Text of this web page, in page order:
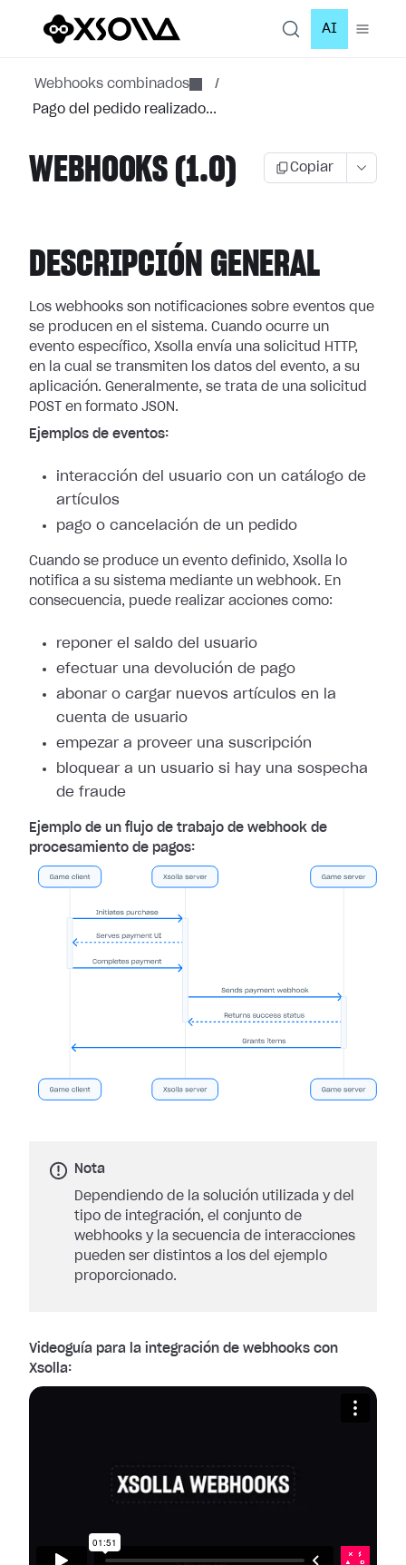
AI
Webhooks combinados
/
Pago del pedido realizado...
WEBHOOKS (1.0) Copiar
DESCRIPCIÓN GENERAL
Los webhooks son notificaciones sobre eventos que
se producen en el sistema. Cuando ocurre un
evento específico, Xsolla envía una solicitud HTTP,
en la cual
se transmiten los datos del evento, a su
aplicación. Generalmente, se trata de una solicitud
POST en formato JSON.
Ejemplos de eventos:
interacción del usuario con un catálogo de
artículos
pago o cancelación de un pedido
Cuando se produce un evento definido, Xsolla lo
notifica a su sistema mediante un webhook. En
consecuencia, puede realizar acciones como:
reponer el saldo del usuario
efectuar una devolución de pago
abonar o cargar nuevos artículos en la
cuenta de usuario
empezar a proveer una suscripción
bloquear a un usuario si hay una sospecha
de fraude
Ejemplo de un flujo de trabajo de webhook de
procesamiento de pagos:
Nota
Dependiendo de la solución utilizada y del
tipo de integración, el conjunto de
webhooks y la secuencia de interacciones
pueden ser distintos a los del ejemplo
proporcionado.
Videoguía para la integración de webhooks con
Xsolla: